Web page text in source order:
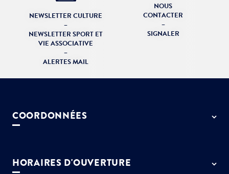
NEWSLETTER CULTURE
–
NEWSLETTER SPORT ET
VIE ASSOCIATIVE
–
ALERTES MAIL
NOUS
CONTACTER
–
SIGNALER
COORDONNÉES
01 64 13 55 55
HORAIRES D'OUVERTURE